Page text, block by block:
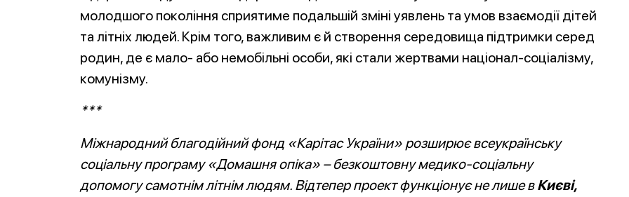
молодшого покоління сприятиме подальшій зміні уявлень та умов взаємодії дітей
та літніх людей. Крім того, важливим є й створення середовища підтримки серед
родин, де є мало- або немобільні особи, які стали жертвами націонал-соціалізму,
комунізму.
***
Міжнародний благодійний фонд «Карітас України» розширює всеукраїнську
соціальну програму «Домашня опіка» – безкоштовну медико-соціальну
допомогу самотнім літнім людям. Відтепер проект функціонує не лише вКиєві,